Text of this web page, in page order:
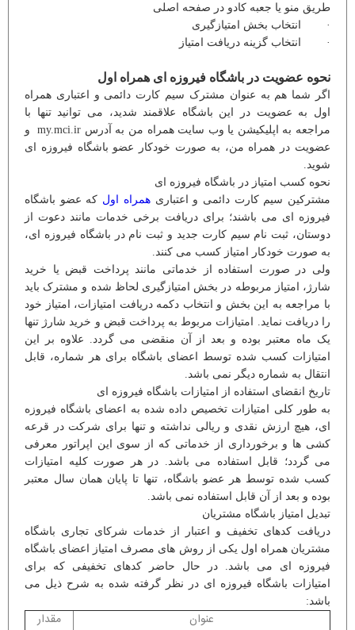
طریق منو یا جعبه کادو در صفحه اصلی
· انتخاب بخش امتیازگیری
· انتخاب گزینه دریافت امتیاز
نحوه عضویت در باشگاه فیروزه ای همراه اول
اگر شما هم به عنوان مشترک سیم کارت دائمی و اعتباری همراه
اول به عضویت در این باشگاه علاقمند شدید، می توانید تنها با
مراجعه به اپلیکیشن یا وب سایت همراه من به آدرس my.mci.ir و
عضویت در همراه من، به صورت خودکار عضو باشگاه فیروزه ای
شوید.
نحوه کسب امتیاز در باشگاه فیروزه ای
مشترکین سیم کارت دائمی و اعتباریهمراه اول که عضو باشگاه
فیروزه ای می باشند؛ برای دریافت برخی خدمات مانند دعوت از
دوستان، ثبت نام سیم کارت جدید و ثبت نام در باشگاه فیروزه ای،
به صورت خودکار امتیاز کسب می کنند.
ولی در صورت استفاده از خدماتی مانند پرداخت قبض یا خرید
شارژ، امتیاز مربوطه در بخش امتیازگیری لحاظ شده و مشترک باید
با مراجعه به این بخش و انتخاب دکمه دریافت امتیازات، امتیاز خود
را دریافت نماید. امتیازات مربوط به پرداخت قبض و خرید شارژ تنها
یک ماه معتبر بوده و بعد از آن منقضی می گردد. علاوه بر این
امتیازات کسب شده توسط اعضای باشگاه برای هر شماره، قابل
انتقال به شماره دیگر نمی باشد.
تاریخ انقضای استفاده از امتیازات باشگاه فیروزه ای
به طور کلی امتیازات تخصیص داده شده به اعضای باشگاه فیروزه
ای، هیچ ارزش نقدی و ریالی نداشته و تنها برای شرکت در قرعه
کشی ها و برخورداری از خدماتی که از سوی این اپراتور معرفی
می گردد؛ قابل استفاده می باشد. در هر صورت کلیه امتیازات
کسب شده توسط هر عضو باشگاه، تنها تا پایان همان سال معتبر
بوده و بعد از آن قابل استفاده نمی باشد.
تبدیل امتیاز باشگاه مشتریان
دریافت کدهای تخفیف و اعتبار از خدمات شرکای تجاری باشگاه
مشتریان همراه اول یکی از روش های مصرف امتیاز اعضای باشگاه
فیروزه ای می باشد. در حال حاضر کدهای تخفیفی که برای
امتیازات باشگاه فیروزه ای در نظر گرفته شده به شرح ذیل می
باشد:
عنوان
مقدار